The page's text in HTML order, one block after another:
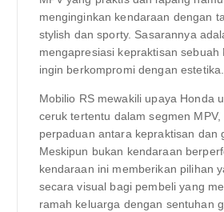
menginginkan kendaraan dengan
stylish dan sporty. Sasarannya
mengapresiasi kepraktisan sebuah
ingin berkompromi dengan estetika.
Mobilio RS mewakili upaya Honda
ceruk tertentu dalam segmen MPV,
perpaduan antara kepraktisan dan
Meskipun bukan kendaraan
kendaraan ini memberikan pilihan
secara visual bagi pembeli yang
ramah keluarga dengan sentuhan